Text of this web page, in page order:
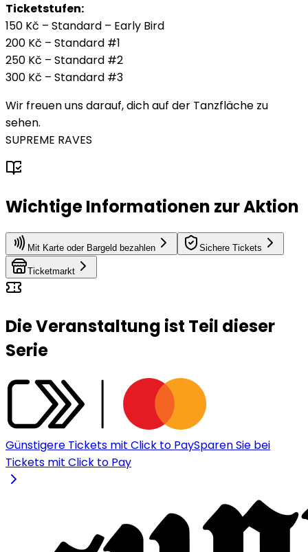
Ticketstufen:
150 Kč – Standard – Early Bird
200 Kč – Standard #1
250 Kč – Standard #2
300 Kč – Standard #3
Wir freuen uns darauf, dich auf der Tanzfläche zu
sehen.
SUPREME RAVES
Wichtige Informationen zur Aktion
Mit Karte oder Bargeld bezahlen Sichere Tickets
Ticketmarkt
Die Veranstaltung ist Teil dieser
Serie
Günstigere Tickets mit Click to PaySparen Sie bei
Tickets mit Click to Pay